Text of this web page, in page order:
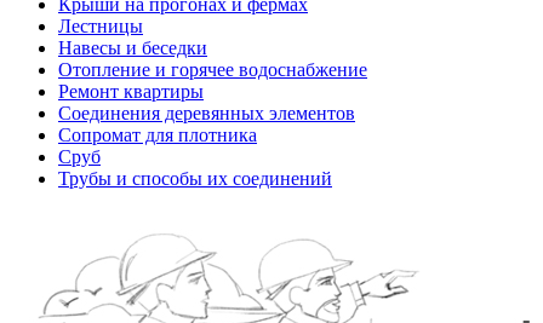
Крыши на прогонах и фермах
Лестницы
Навесы и беседки
Отопление и горячее водоснабжение
Ремонт квартиры
Соединения деревянных элементов
Сопромат для плотника
Сруб
Трубы и способы их соединений